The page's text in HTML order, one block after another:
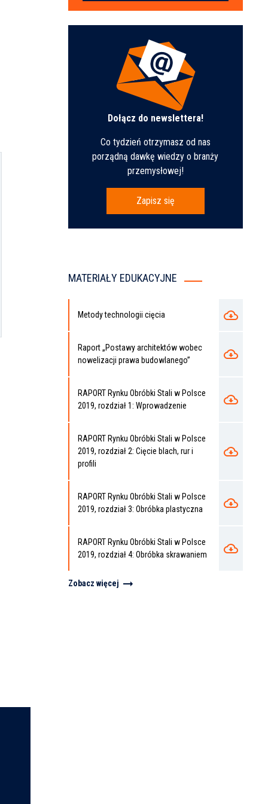
Dołącz do newslettera!
Co tydzień otrzymasz od nas
porządną dawkę wiedzy o branży
przemysłowej!
Zapisz się
MATERIAŁY EDUKACYJNE
Metody technologii cięcia
Raport „Postawy architektów wobec
nowelizacji prawa budowlanego”
RAPORT Rynku Obróbki Stali w Polsce
2019, rozdział 1: Wprowadzenie
RAPORT Rynku Obróbki Stali w Polsce
2019, rozdział 2: Cięcie blach, rur i
profili
RAPORT Rynku Obróbki Stali w Polsce
2019, rozdział 3: Obróbka plastyczna
RAPORT Rynku Obróbki Stali w Polsce
2019, rozdział 4: Obróbka skrawaniem
Zobacz więcej